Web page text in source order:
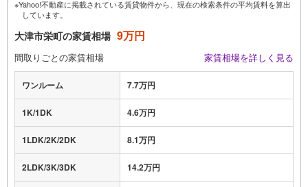
※Yahoo!不動産に掲載されている賃貸物件から、現在の検索条件の平均賃料を算出
しています。
大津市栄町の家賃相場 9万円
間取りごとの家賃相場 家賃相場を詳しく見る
ワンルーム 7.7万円
1K/1DK 4.6万円
1LDK/2K/2DK 8.1万円
2LDK/3K/3DK 14.2万円